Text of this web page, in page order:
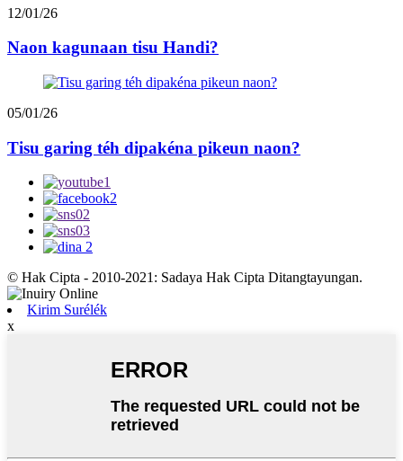
12/01/26
Naon kagunaan tisu Handi?
05/01/26
Tisu garing téh dipakéna pikeun naon?
© Hak Cipta - 2010-2021: Sadaya Hak Cipta Ditangtayungan.
Kirim Surélék
x